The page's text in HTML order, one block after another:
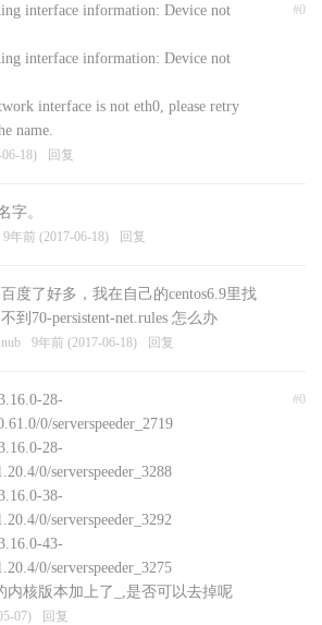
#0
interface information: Device not
interface information: Device not
interface is not eth0, please retry
name.
18) 回复
字。
9年前 (2017-06-18) 回复
百度了好多，我在自己的centos6.9里找
不到70-persistent-net.rules 怎么办
nub 9年前 (2017-06-18) 回复
#0
28-
0/serverspeeder_2719
28-
0/serverspeeder_3288
38-
0/serverspeeder_3292
43-
0/serverspeeder_3275
内核版本加上了_,是否可以去掉呢
07) 回复